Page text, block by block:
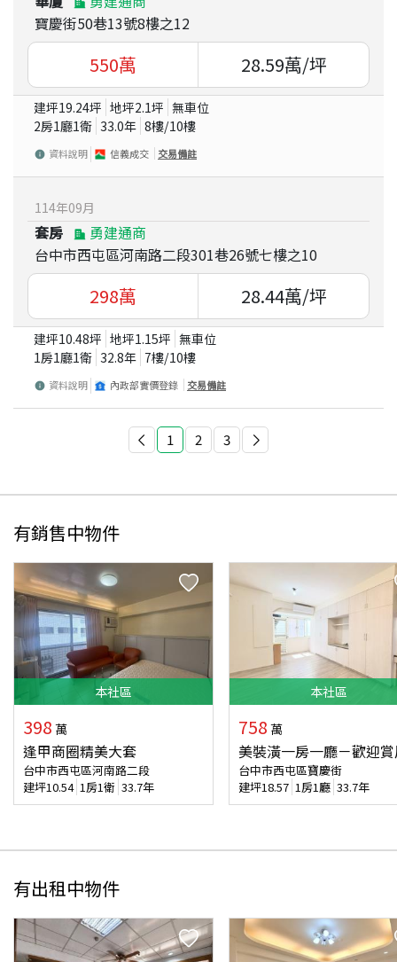
寶慶街50巷13號8樓之12
550萬 28.59萬/坪
建坪19.24坪 地坪2.1坪 無車位
2房1廳1衛 33.0年 8樓/10樓
資料說明 信義成交 交易備註
114年09月
套房
勇建通商
台中市西屯區河南路二段301巷26號七樓之10
298萬 28.44萬/坪
建坪10.48坪 地坪1.15坪 無車位
1房1廳1衛 32.8年 7樓/10樓
資料說明 內政部實價登錄 交易備註
1 2 3
有銷售中物件
本社區
398 萬
逢甲商圈精美大套
台中市西屯區河南路二段
建坪10.54 1房1衛 33.7年
本社區
758 萬
美裝潢一房一廳－歡迎
台中市西屯區寶慶街
建坪18.57 1房1廳 33.7年
有出租中物件